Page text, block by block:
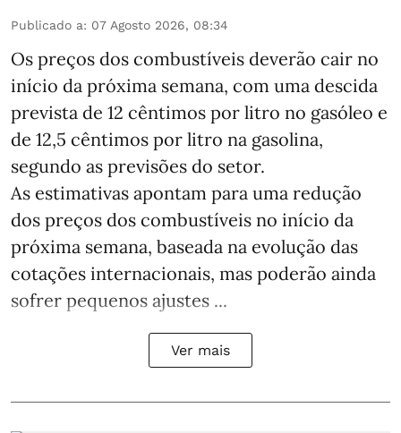
Publicado a: 07 Agosto 2026, 08:34
Os preços dos combustíveis deverão cair no
início da próxima semana, com uma descida
prevista de 12 cêntimos por litro no gasóleo e
de 12,5 cêntimos por litro na gasolina,
segundo as previsões do setor.
As estimativas apontam para uma redução
dos preços dos combustíveis no início da
próxima semana, baseada na evolução das
cotações internacionais, mas poderão ainda
sofrer pequenos ajustes ...
Ver mais